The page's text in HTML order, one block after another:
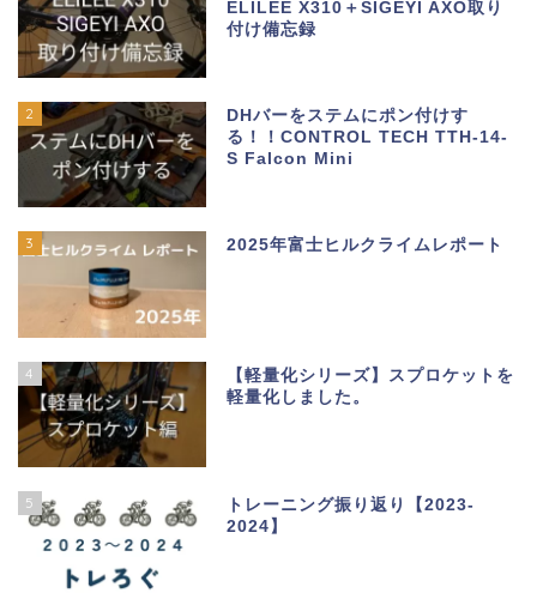
ELILEE X310＋SIGEYI AXO取り
付け備忘録
2
DHバーをステムにポン付けす
る！！CONTROL TECH TTH-14-
S Falcon Mini
3 2025年富士ヒルクライムレポート
4
【軽量化シリーズ】スプロケットを
軽量化しました。
5
トレーニング振り返り【2023-
2024】